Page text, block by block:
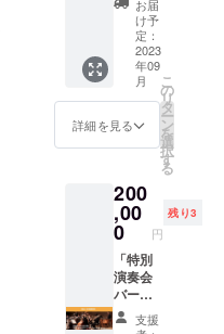
にお顔
が映り
ますの
でご了
承くだ
さい。
時：
2023年
9月16日
(土)
14:00開
演 会
場：
ザ・シ
ホール
指揮：
ポー
ル・ポ
ピエル
※スーツ
等のド
レス
コード
特別鑑
賞券
【以下
の公演
で、ス
テージ
上に設
ける特
演奏会
をご鑑
賞いた
だけま
す。】
特別演
奏会
バーン
ズ・チ
お届
け予
定：
2023
年09
月
詳細を見る
こ
の
リ
タ
ー
ン
を
選
択
す
る
200
,00
0 円
残り3
「特別
演奏会
バーン
ズ・チ
クルス
支援